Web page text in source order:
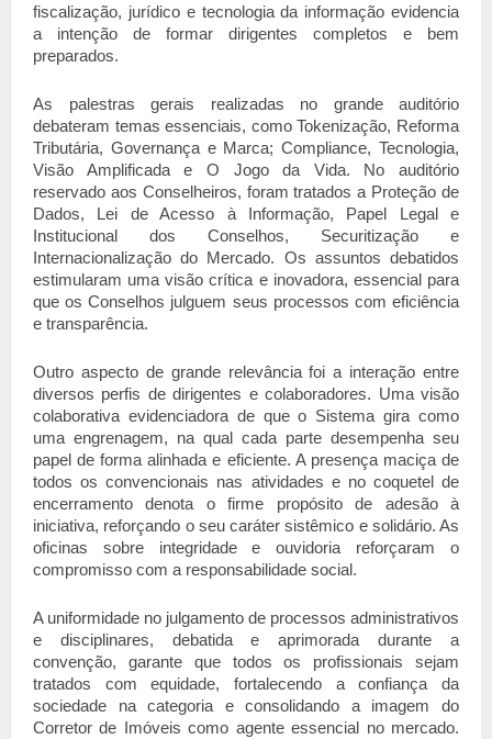
fiscalização, jurídico e tecnologia da informação evidencia
a intenção de formar dirigentes completos e bem
preparados.
As palestras gerais realizadas no grande auditório
debateram temas essenciais, como Tokenização, Reforma
Tributária, Governança e Marca; Compliance, Tecnologia,
Visão Amplificada e O Jogo da Vida. No auditório
reservado aos Conselheiros, foram tratados a Proteção de
Dados, Lei de Acesso à Informação, Papel Legal e
Institucional dos Conselhos, Securitização e
Internacionalização do Mercado. Os assuntos debatidos
estimularam uma visão crítica e inovadora, essencial para
que os Conselhos julguem seus processos com eficiência
e transparência.
Outro aspecto de grande relevância foi a interação entre
diversos perfis de dirigentes e colaboradores. Uma visão
colaborativa evidenciadora de que o Sistema gira como
uma engrenagem, na qual cada parte desempenha seu
papel de forma alinhada e eficiente. A presença maciça de
todos os convencionais nas atividades e no coquetel de
encerramento denota o firme propósito de adesão à
iniciativa, reforçando o seu caráter sistêmico e solidário. As
oficinas sobre integridade e ouvidoria reforçaram o
compromisso com a responsabilidade social.
A uniformidade no julgamento de processos administrativos
e disciplinares, debatida e aprimorada durante a
convenção, garante que todos os profissionais sejam
tratados com equidade, fortalecendo a confiança da
sociedade na categoria e consolidando a imagem do
Corretor de Imóveis como agente essencial no mercado.